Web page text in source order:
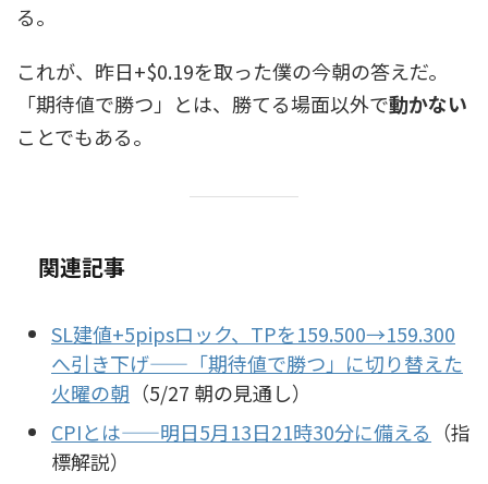
る。
これが、昨日+$0.19を取った僕の今朝の答えだ。
「期待値で勝つ」とは、勝てる場面以外で動かない
ことでもある。
関連記事
SL建値+5pipsロック、TPを159.500→159.300
へ引き下げ——「期待値で勝つ」に切り替えた
火曜の朝 （5/27 朝の見通し）
CPIとは——明日5月13日21時30分に備える （指
標解説）